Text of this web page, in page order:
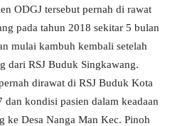
ODGJ tersebut pernah di rawat
pada tahun 2018 sekitar 5 bulan
mulai kambuh kembali setelah
dari RSJ Buduk Singkawang.
dirawat di RSJ Buduk Kota
dan kondisi pasien dalam keadaan
ke Desa Nanga Man Kec. Pinoh